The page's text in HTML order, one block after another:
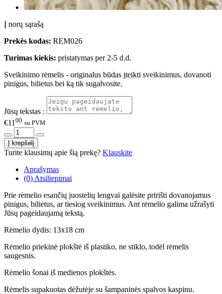
Į norų sąrašą
Prekės kodas: REM026
Turimas kiekis: pristatymas per 2-5 d.d.
Sveikinimo rėmelis - originalus būdas įteikti sveikinimus, dovanoti
pinigus, bilietus bei ką tik sugalvosite.
Jūsų tekstas :
€11 00 su PVM
Turite klausimų apie šią prekę? Klauskite
Aprašymas
(0) Atsiliepimai
Prie rėmelio esančių juostelių lengvai galėsite pririšti dovanojamus
pinigus, bilietus, ar tiesiog sveikinimus. Ant rėmelio galima užrašyti
Jūsų pageidaujamą tekstą.
Rėmelio dydis: 13x18 cm
Rėmelio priekinė plokštė iš plastiko, ne stiklo, todėl rėmelis
saugesnis.
Rėmelio šonai iš medienos plokštės.
Rėmelis supakuotas dėžutėje su šampaninės spalvos kaspinu.